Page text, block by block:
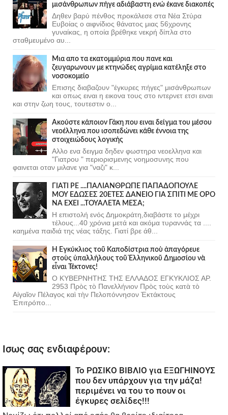
μισάνθρωπων πήγε αδιάβαστη ενώ έκανε διακοπές
Δηθεν βαρύ πένθος προκάλεσε στα Νέα Στύρα
Ευβοίας ο αιφνίδιος θάνατος μιας 56χρονης
γυναίκας, η οποία βρέθηκε νεκρή δίπλα στο
σταθμευμένο αυ...
Μια απο τα εκατομμύρια που πανε και
ζευγαρωνουν με κτηνώδες αγρίμια κατέληξε στο
νοσοκομείο
Επισης διαβαζουν "έγκυρες πήγες" μισάνθρωπων
και οπως ειναι η εικονα τους στο ιντερνετ ετσι ειναι
και στην ζωη τους, τουτεστιν ο...
Ακούστε κάποιον Γάκη που ειναι δείγμα του μέσου
νεοέλληνα που ισοπεδώνει κάθε έννοια της
στοιχειώδους λογικής
Αλλο ενα δειγμα δηδεν φωστηρα νεοελληνα και
"Γιατρου " περιορισμενης νοημοσυνης που
φαινεται οταν μιλανε για "ναζι" κ...
ΓΙΑΤΙ ΡΕ ....ΠΑΛΙΑΝΘΡΩΠΕ ΠΑΠΑΔΟΠΟΥΛΕ
ΜΟΥ ΕΔΩΣΕΣ 20ΕΤΕΣ ΔΑΝΕΙΟ ΓΙΑ ΣΠΙΤΙ ΜΕ ΟΡΟ
ΝΑ ΕΧΕΙ ...ΤΟΥΑΛΕΤΑ ΜΕΣΑ;
Η επιστολή ενός Δημοκράτη,διαβάστε το μέχρι
τέλους...40 χρόνια μετά και ακόμα τυραννάς τα ....
καημένα παιδιά της νέας τάξης. Γιατί βρε άθ...
Ἡ Ἐγκύκλιος τοῦ Καποδίστρια ποὺ ἀπαγόρευε
στοὺς ὑπαλλήλους τοῦ Ἑλληνικοῦ Δημοσίου νὰ
εἶναι Τέκτονες!
Ο ΚΥΒΕΡΝΗΤΗΣ ΤΗΣ ΕΛΛΑΔΟΣ ΕΓΚΥΚΛΙΟΣ ΑΡ.
2953 Πρὸς τὸ Πανελλήνιον Πρὸς τοὺς κατὰ τὸ
Αἰγαῖον Πέλαγος καὶ τὴν Πελοπόννησον Ἐκτάκτους
Ἐπιτρόπο...